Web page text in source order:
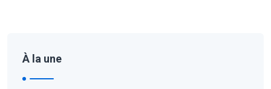
À la une